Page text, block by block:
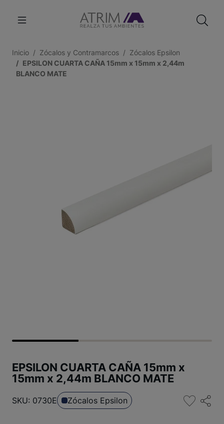
Inicio Zócalos y Contramarcos
Zócalos Epsilon
EPSILON CUARTA CAÑA 15mm x 15mm x 2,44m
BLANCO MATE
EPSILON CUARTA CAÑA 15mm x
15mm x 2,44m BLANCO MATE
SKU: 0730E Zócalos Epsilon